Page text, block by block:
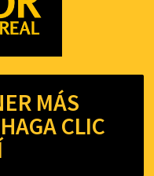
MÁS
CLIC